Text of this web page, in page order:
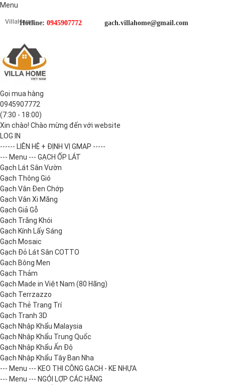
Menu
Hotline: 0945907772 gach.villahome@gmail.com
Gọi mua hàng
0945907772
(7:30 - 18:00)
Xin chào! Chào mừng đến với website
LOG IN
------ LIÊN HỆ + ĐỊNH VỊ GMAP -----
--- Menu --- GẠCH ỐP LÁT
Gạch Lát Sân Vườn
Gạch Thông Gió
Gạch Vân Đen Chớp
Gạch Vân Xi Măng
Gạch Giả Gỗ
Gạch Trắng Khói
Gạch Kính Lấy Sáng
Gạch Mosaic
Gạch Đỏ Lát Sân COTTO
Gạch Bông Men
Gạch Thảm
Gạch Made in Việt Nam (80 Hãng)
Gạch Terrzazzo
Gạch Thẻ Trang Trí
Gạch Tranh 3D
Gạch Nhập Khẩu Malaysia
Gạch Nhập Khẩu Trung Quốc
Gạch Nhập Khẩu Ấn Độ
Gạch Nhập Khẩu Tây Ban Nha
--- Menu --- KEO THI CÔNG GẠCH - KE NHỰA
--- Menu --- NGÓI LỢP CÁC HÃNG